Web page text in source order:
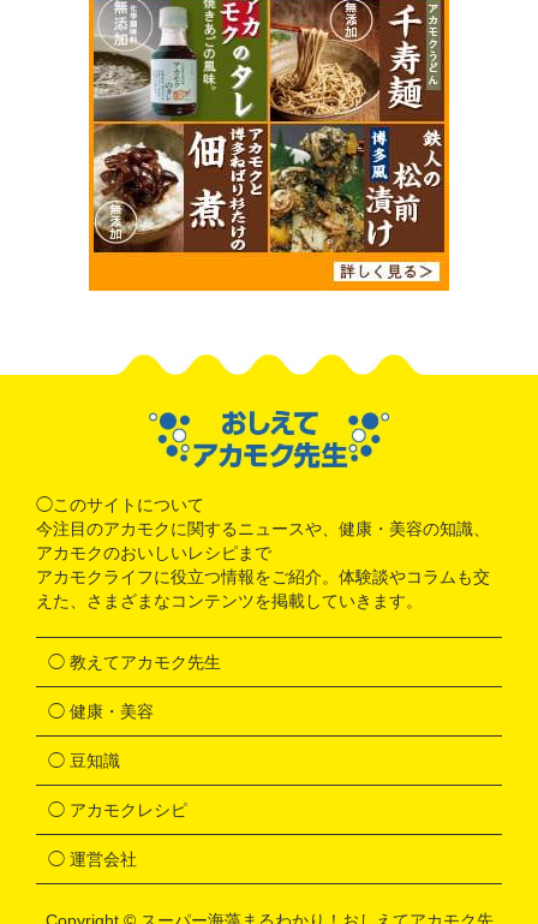
◯このサイトについて
今注目のアカモクに関するニュースや、健康・美容の知識、
アカモクのおいしいレシピまで
アカモクライフに役立つ情報をご紹介。体験談やコラムも交
えた、さまざまなコンテンツを掲載していきます。
◯ 教えてアカモク先生
◯ 健康・美容
◯ 豆知識
◯ アカモクレシピ
◯ 運営会社